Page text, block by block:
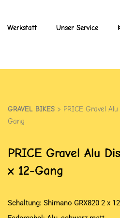
Werkstatt Unser Service
GRAVEL BIKES > PRICE Gravel
Gang
PRICE Gravel Alu
x 12-Gang
Schaltung: Shimano GRX820 2 x